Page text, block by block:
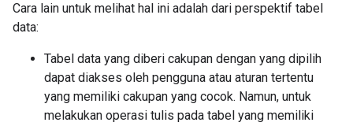
Cara lain untuk melihat hal ini adalah dari perspektif tabel
data:
Tabel data yang diberi cakupan dengan yang dipilih
dapat diakses oleh pengguna atau aturan tertentu
yang memiliki cakupan yang cocok. Namun, untuk
melakukan operasi tulis pada tabel yang memiliki